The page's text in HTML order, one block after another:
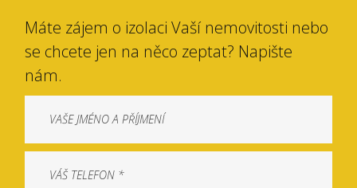
Máte zájem o izolaci Vaší nemovitosti nebo
se chcete jen na něco zeptat? Napište
nám.